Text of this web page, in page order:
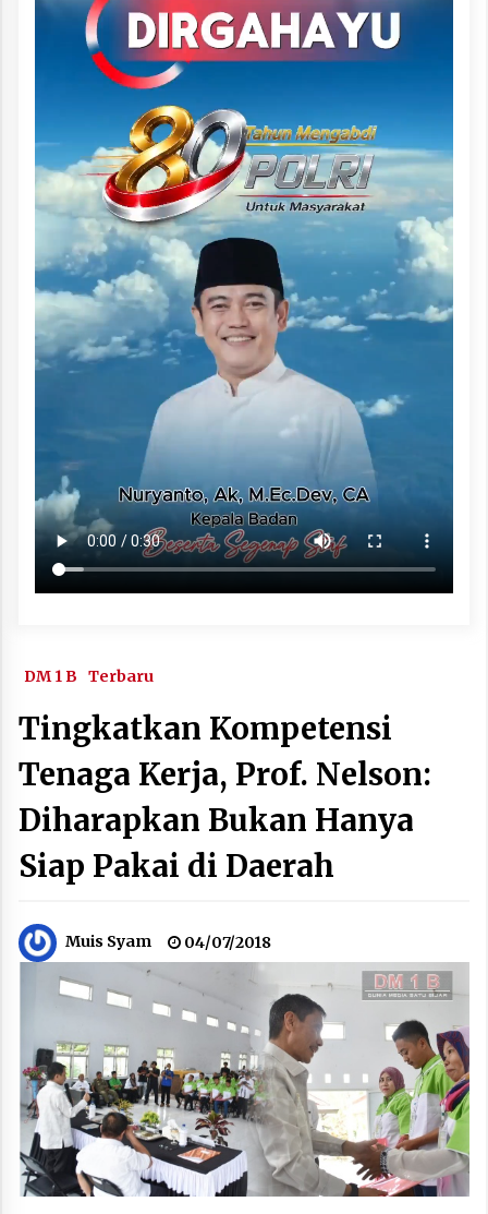
DM 1 B Terbaru
Tingkatkan Kompetensi
Tenaga Kerja, Prof. Nelson:
Diharapkan Bukan Hanya
Siap Pakai di Daerah
Muis Syam 04/07/2018